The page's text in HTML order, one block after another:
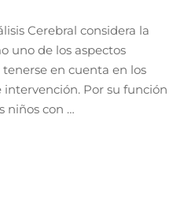
Cerebral considera la
uno de los aspectos
en cuenta en los
Por su función
niños con …